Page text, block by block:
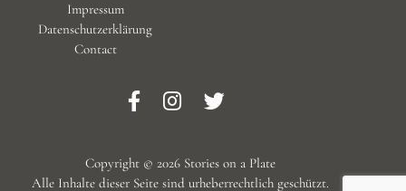
Impressum
Datenschutzerklärung
Contact
Copyright © 2026 Stories on a Plate
Alle Inhalte dieser Seite sind urheberrechtlich geschützt.